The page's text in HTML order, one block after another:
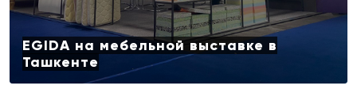
EGIDA на мебельной выставке в
Ташкенте